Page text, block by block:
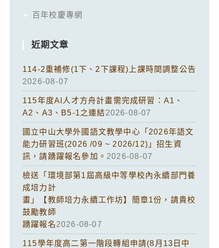
百年校慶專網
近期文章
114-2重補修(1下、2下課程)上課時間調整公告
2026-08-07
115年度AI人才方舟計畫需完成研習：A1、
A2、A3、B5-1之連結2026-08-07
國立中山大學外國語文教學中心「2026年語文
能力研習班(2026 /09 ~ 2026/12)」招生資
訊，請踴躍報名參加。 2026-08-07
檢送「環境部第1屆高級中等學校內永續部門養
成培力計
畫」【教師培力永續工作坊】簡章1份，請貴校
鼓勵教師
踴躍報名2026-08-07
115學年度高二第一階段轉組申請(8月13日中